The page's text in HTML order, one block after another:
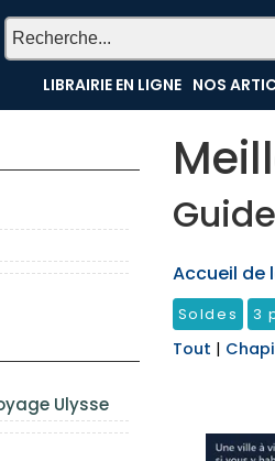
LIBRAIRIE EN LIGNE NOS
Ulysse
Accueil de
Soldes 3
Tout |